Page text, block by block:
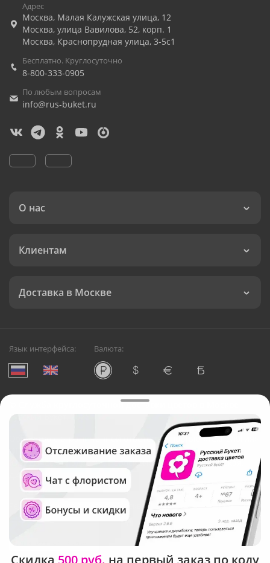
Адрес
Москва, Малая Калужская улица, 12
Москва, улица Вавилова, 52, корп. 1
Москва, Краснопрудная улица, 3-5с1
Бесплатно. Круглосуточно
8-800-333-0905
По любым вопросам
info@rus-buket.ru
О нас
Клиентам
Доставка в Москве
Язык интерфейса: Валюта:
Служба круглосуточной доставки цветов в Москве
Русский Букет, 2026
Общество с ограниченной ответственностью «Технология»
ОГРН: 1195476081745, ИНН: 5410081997
Юридический адрес: г. Новосибирск, ул. Ипподромская,
д.42, оф. 3
Рейтинг Русского букета в г. Москва
Скидка 500 руб. на первый заказ по коду